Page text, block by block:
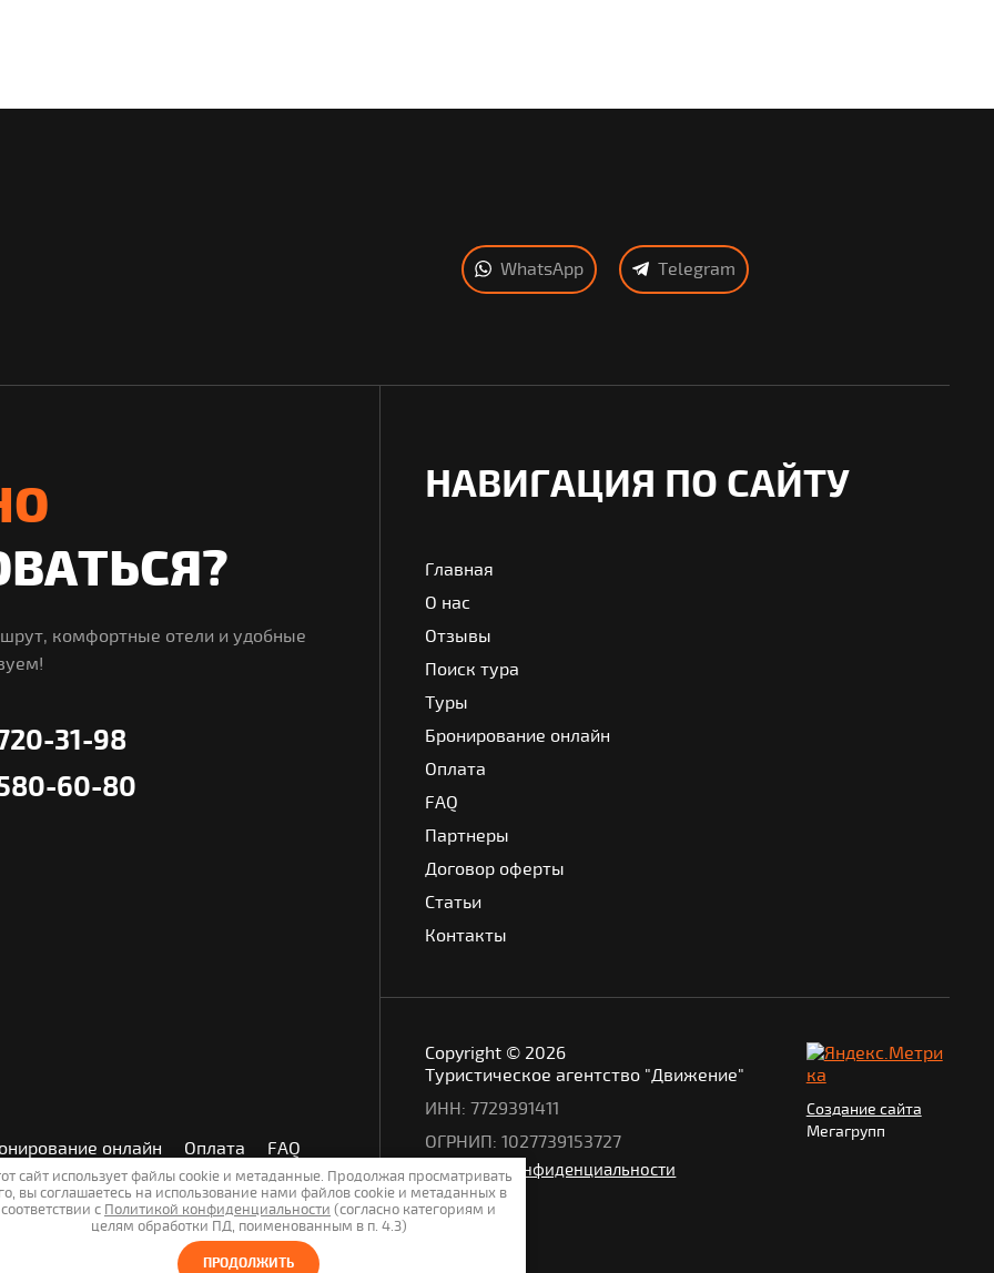
WhatsApp Telegram
комфортные отели и удобные
31-98
60-80
онлайн Оплата FAQ
НАВИГАЦИЯ ПО САЙТУ
Главная
О нас
Отзывы
Поиск тура
Туры
Бронирование онлайн
Оплата
FAQ
Партнеры
Договор оферты
Статьи
Контакты
Copyright © 2026
Туристическое агентство "Движение"
ИНН: 7729391411
ОГРНИП: 1027739153727
Политика конфиденциальности
сайт использует файлы cookie и метаданные. Продолжая просматривать
вы соглашаетесь на использование нами файлов cookie и метаданных в
соответствии с Политикой конфиденциальности (согласно категориям и
целям обработки ПД, поименованным в п. 4.3)
ПРОДОЛЖИТЬ
Создание сайта
Мегагрупп